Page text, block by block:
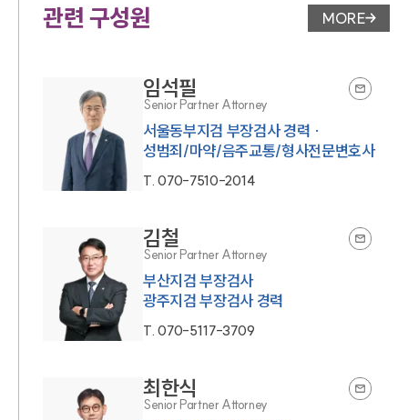
관련 구성원 변호사 페
MORE
임석필
Senior Partner Attorney
서울동부지검 부장검사 경력 ·
성범죄/마약/음주교통/형사전문변호사
T.070-7510-2014
김철
Senior Partner Attorney
부산지검 부장검사
광주지검 부장검사 경력
T.070-5117-3709
최한식
Senior Partner Attorney